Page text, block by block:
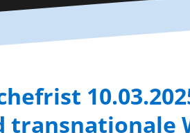
transnationale